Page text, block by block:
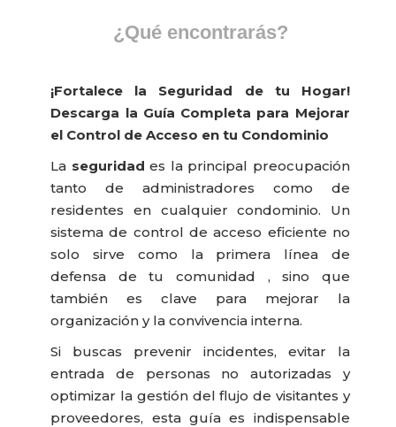
¿Qué encontrarás?
¡Fortalece la Seguridad de tu Hogar!
Descarga la Guía Completa para Mejorar
el Control de Acceso en tu Condominio
La seguridad es la principal preocupación
tanto de administradores como de
residentes en cualquier condominio. Un
sistema de control de acceso eficiente no
solo sirve como la primera línea de
defensa de tu comunidad , sino que
también es clave para mejorar la
organización y la convivencia interna.
Si buscas prevenir incidentes, evitar la
entrada de personas no autorizadas y
optimizar la gestión del flujo de visitantes y
proveedores, esta guía es indispensable